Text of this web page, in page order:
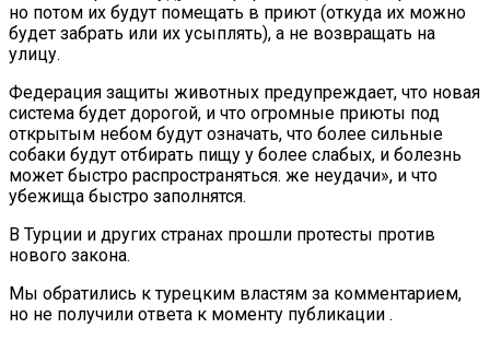
но потом их будут помещать в приют (откуда их можно
будет забрать или их усыплять), а не возвращать на
улицу.
Федерация защиты животных предупреждает, что новая
система будет дорогой, и что огромные приюты под
открытым небом будут означать, что более сильные
собаки будут отбирать пищу у более слабых, и болезнь
может быстро распространяться. же неудачи», и что
убежища быстро заполнятся.
В Турции и других странах прошли протесты против
нового закона.
Мы обратились к турецким властям за комментарием,
но не получили ответа к моменту публикации .